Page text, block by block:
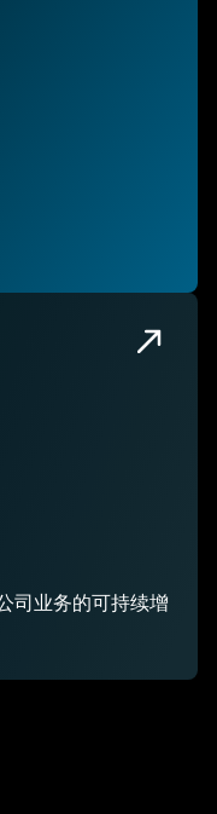
司业务的可持续增